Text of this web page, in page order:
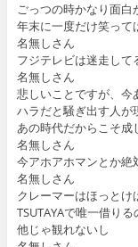
ごっつの時かなり面白
年末に一度だけ笑って
名無しさん
フジテレビは迷走して
名無しさん
悲しいことですが、今
ハラだと騒ぎ出す人が
あの時代だからこそ成
名無しさん
今アホアホマンとか
名無しさん
クレーマーはほっとけ
TSUTAYAで唯一借りる
他じゃ観れないし